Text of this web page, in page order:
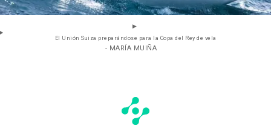
El Unión Suiza preparándose para la Copa del Rey de vela
- MARÍA MUIÑA